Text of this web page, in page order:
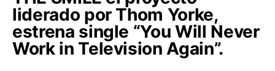
liderado por Thom Yorke,
estrena single “You Will Never
Work in Television Again”.